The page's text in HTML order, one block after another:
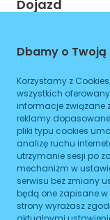
Dojazd
Metro
ZAPLANUJ
Godziny
Poniedziałek
Dbamy o
Korzystamy z
wszystkich
informacje związane
reklamy
pliki typu cookies
analizę ruchu
utrzymanie sesji po
mechanizm w
serwisu bez zmiany
będą one zapisane
strony wyrażasz